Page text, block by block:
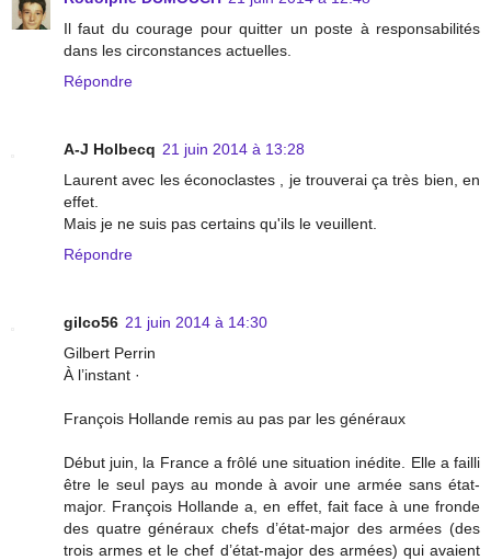
Il faut du courage pour quitter un poste à responsabilités
dans les circonstances actuelles.
Répondre
A-J Holbecq 21 juin 2014 à 13:28
Laurent avec les éconoclastes , je trouverai ça très bien, en
effet.
Mais je ne suis pas certains qu'ils le veuillent.
Répondre
gilco56 21 juin 2014 à 14:30
Gilbert Perrin
À l’instant ·
François Hollande remis au pas par les généraux
Début juin, la France a frôlé une situation inédite. Elle a failli
être le seul pays au monde à avoir une armée sans état-
major. François Hollande a, en effet, fait face à une fronde
des quatre généraux chefs d’état-major des armées (des
trois armes et le chef d’état-major des armées) qui avaient